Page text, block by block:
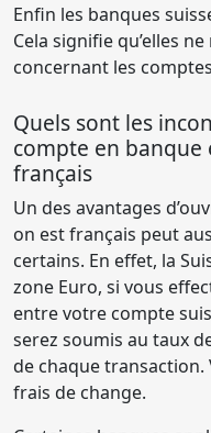
Enfin les banques
Cela signifie qu’elles
concernant les
Quels sont les
compte en banque
français
Un des avantages
on est français peut
certains. En effet, la
zone Euro, si vous
entre votre compte
serez soumis au taux
de chaque transaction.
frais de change.